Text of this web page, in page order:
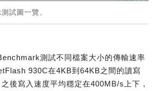
試圖一覽。
測試不同檔案大小的傳輸速率
930C在4KB到64KB之間的讀寫
後寫入速度平均穩定在400MB/s上下，